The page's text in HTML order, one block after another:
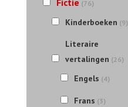
Fictie (76)
Kinderboeken (9)
Literaire
vertalingen (26)
Engels (4)
Frans (3)